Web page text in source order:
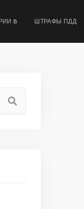
B ШТРАФЫ ПДД